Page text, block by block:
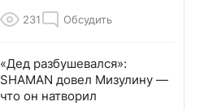
231 Обсудить
«Дед разбушевался»:
SHAMAN довел Мизулину —
что он натворил